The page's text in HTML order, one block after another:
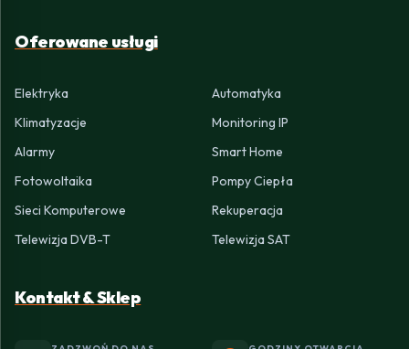
Oferowane usługi
Elektryka
Automatyka
Klimatyzacje
Monitoring IP
Alarmy
Smart Home
Fotowoltaika
Pompy Ciepła
Sieci Komputerowe
Rekuperacja
Telewizja DVB-T
Telewizja SAT
Kontakt & Sklep